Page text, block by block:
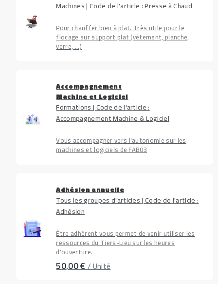
Machines | Code de l'article : Presse à Chaud
Pour chauffer bien à plat. Très utile pour le
flocage sur support plat (vêtement, planche,
verre, ...)
Accompagnement
Machine et Logiciel
Formations | Code de l'article :
Accompagnement Machine & Logiciel
Vous accompagner vers l'autonomie sur les
machines et logiciels de FAB03
Adhésion annuelle
Tous les groupes d'articles | Code de l'article :
Adhésion
Être adhérent vous permet de venir utiliser les
ressources du Tiers-Lieu sur les heures
d'ouverture.
50,00 €/ Unité